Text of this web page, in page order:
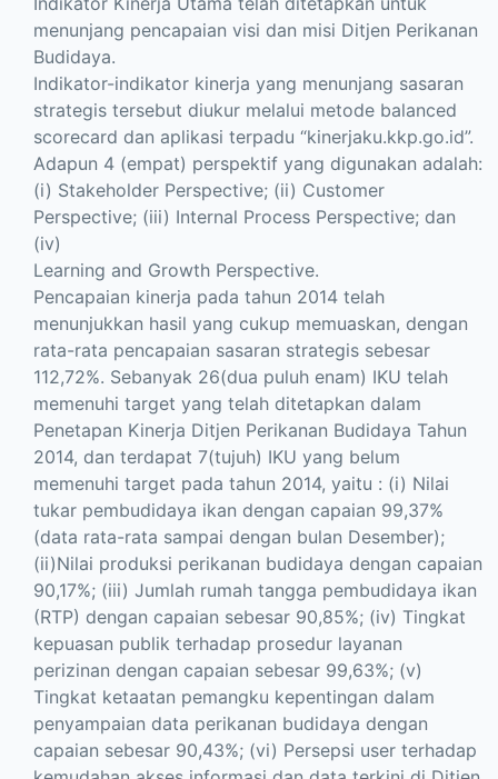
menunjang pencapaian visi dan misi Ditjen Perikanan
Budidaya.
Indikator-indikator kinerja yang menunjang sasaran
strategis tersebut diukur melalui metode balanced
scorecard dan aplikasi terpadu “kinerjaku.kkp.go.id”.
Adapun 4 (empat) perspektif yang digunakan adalah:
(i) Stakeholder Perspective; (ii) Customer
Perspective; (iii) Internal Process Perspective; dan
(iv)
Learning and Growth Perspective.
Pencapaian kinerja pada tahun 2014 telah
menunjukkan hasil yang cukup memuaskan, dengan
rata-rata pencapaian sasaran strategis sebesar
112,72%. Sebanyak 26(dua puluh enam) IKU telah
memenuhi target yang telah ditetapkan dalam
Penetapan Kinerja Ditjen Perikanan Budidaya Tahun
2014, dan terdapat 7(tujuh) IKU yang belum
memenuhi target pada tahun 2014, yaitu : (i) Nilai
tukar pembudidaya ikan dengan capaian 99,37%
(data rata-rata sampai dengan bulan Desember);
(ii)Nilai produksi perikanan budidaya dengan capaian
90,17%; (iii) Jumlah rumah tangga pembudidaya ikan
(RTP) dengan capaian sebesar 90,85%; (iv) Tingkat
kepuasan publik terhadap prosedur layanan
perizinan dengan capaian sebesar 99,63%; (v)
Tingkat ketaatan pemangku kepentingan dalam
penyampaian data perikanan budidaya dengan
capaian sebesar 90,43%; (vi) Persepsi user terhadap